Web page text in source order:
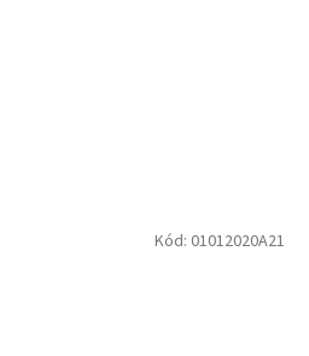
Kód: 01012020A21